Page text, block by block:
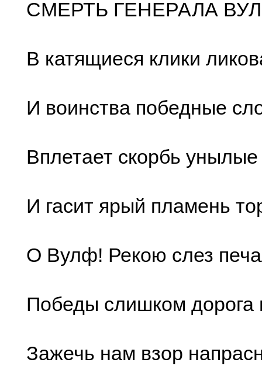
СМЕРТЬ ГЕНЕРАЛА
В катящиеся клики
И воинства победные
Вплетает скорбь унылые
И гасит ярый пламень
О Вулф! Рекою слез
Победы слишком дорога
Зажечь нам взор